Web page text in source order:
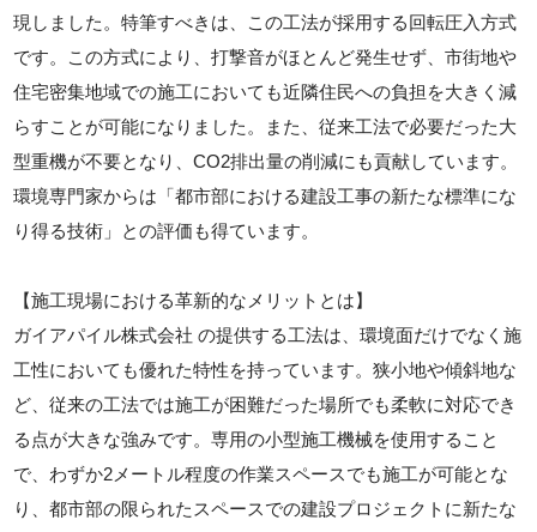
現しました。特筆すべきは、この工法が採用する回転圧入方式
です。この方式により、打撃音がほとんど発生せず、市街地や
住宅密集地域での施工においても近隣住民への負担を大きく減
らすことが可能になりました。また、従来工法で必要だった大
型重機が不要となり、CO2排出量の削減にも貢献しています。
環境専門家からは「都市部における建設工事の新たな標準にな
り得る技術」との評価も得ています。
【施工現場における革新的なメリットとは】
ガイアパイル株式会社 の提供する工法は、環境面だけでなく施
工性においても優れた特性を持っています。狭小地や傾斜地な
ど、従来の工法では施工が困難だった場所でも柔軟に対応でき
る点が大きな強みです。専用の小型施工機械を使用すること
で、わずか2メートル程度の作業スペースでも施工が可能とな
り、都市部の限られたスペースでの建設プロジェクトに新たな